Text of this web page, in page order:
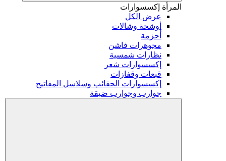
المرأة إكسسوارات
عرض الكل
أوشحة وشالات
أحزمة
مجوهرات فاشن
نظارات شمسية
إكسسوارات شعر
قبعات وقفازات
إكسسوارات الحقائب وسلاسل المفاتيح
جوارب وجوارب ضيقة